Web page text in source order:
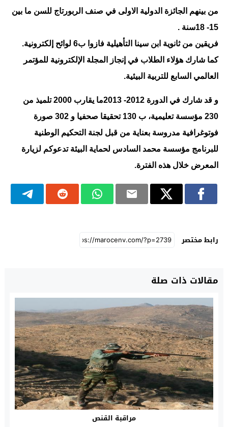
من بينهم الجائزة الدولية الاولى في صنف الربورتاج للسن ما بين
15- 18سنة .
فريقين من ثانوية ابن سينا التأهيلية فازوا ب6 لوائح إلكترونية.
كما شارك هؤلاء الطلاب في إنجاز المجلة الإلكترونية للمؤتمر
العالمي السابع للتربية البيئية.
و قد شارك في الدورة 2012- 2013ما يقارب 2000 تلميذ من
230 مؤسسة تعليمية، ب 130 تحقيقا صحفيا و 302 صورة
فوتوغرافية مدروسة بعناية من قبل لجنة التحكيم الوطنية
للبرنامج مؤسسة محمد السادس لحماية البيئة تدعوكم لزيارة
المعرض خلال هذه الفترة.
رابط مختصر
مقالات ذات صلة
مراقبة القنص